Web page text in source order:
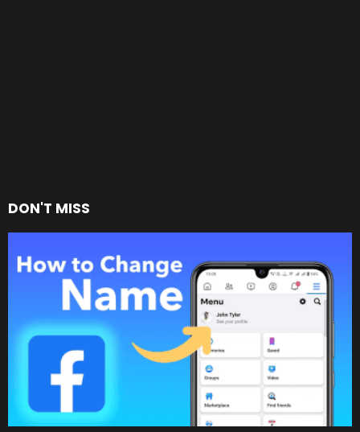
DON'T MISS